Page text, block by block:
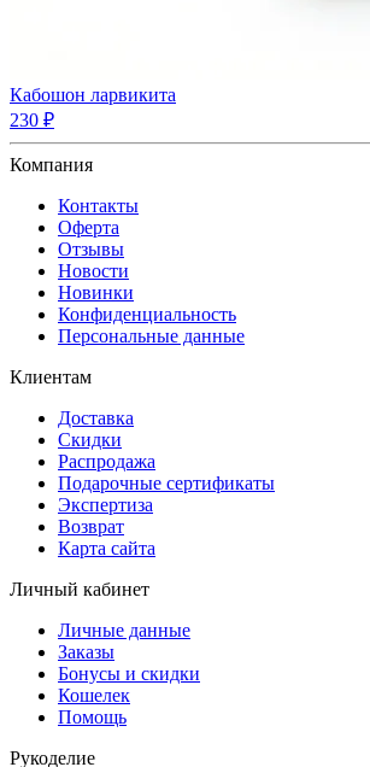
Кабошон ларвикита
230 ₽
Компания
Контакты
Оферта
Отзывы
Новости
Новинки
Конфиденциальность
Персональные данные
Клиентам
Доставка
Скидки
Распродажа
Подарочные сертификаты
Экспертиза
Возврат
Карта сайта
Личный кабинет
Личные данные
Заказы
Бонусы и скидки
Кошелек
Помощь
Рукоделие